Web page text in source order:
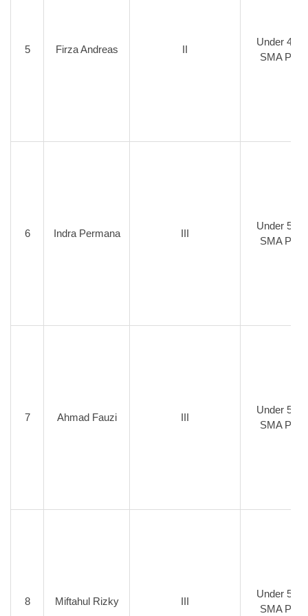
5 Firza Andreas II
Under 45
SMA Putra
6 Indra Permana III
Under 50
SMA Putra
7 Ahmad Fauzi III
Under 57
SMA Putra
8 Miftahul Rizky III
Under 57
SMA Putra